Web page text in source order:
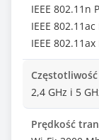
IEEE 802.11n
IEEE
IEEE
2,4 GHz i 5
Prędkość